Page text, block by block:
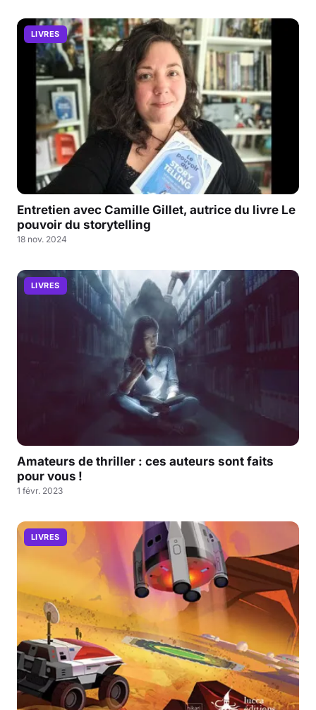
LIVRES
Entretien avec Camille Gillet, autrice du livre Le
pouvoir du storytelling
18 nov. 2024
LIVRES
Amateurs de thriller : ces auteurs sont faits
pour vous !
1 févr. 2023
LIVRES